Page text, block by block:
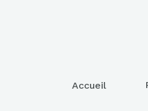
Accueil